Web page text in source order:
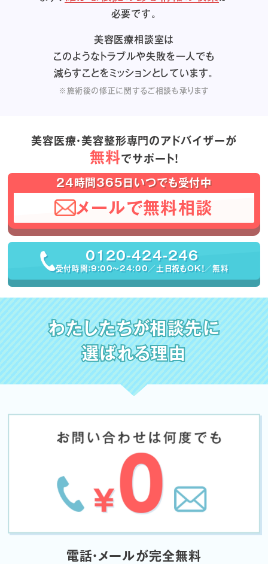
必要です。
美容医療相談室は
このようなトラブルや失敗を一人でも
減らすことをミッションとしています。
※施術後の修正に関するご相談も承ります
美容医療・美容整形専門のアドバイザーが
無料でサポート！
24時間365日いつでも受付中
メールで無料相談
0120-424-246
受付時間：9:00〜24:00／土日祝もOK！／無料
わたしたちが相談先に
選ばれる理由
電話・メールが完全無料